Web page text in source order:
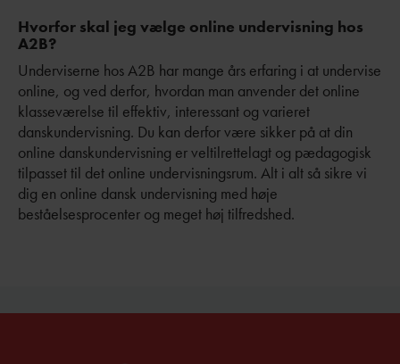
Hvorfor skal jeg vælge online undervisning hos
A2B?
Underviserne hos A2B har mange års erfaring i at undervise
online, og ved derfor, hvordan man anvender det online
klasseværelse til effektiv, interessant og varieret
danskundervisning. Du kan derfor være sikker på at din
online danskundervisning er veltilrettelagt og pædagogisk
tilpasset til det online undervisningsrum. Alt i alt så sikre vi
dig en online dansk undervisning med høje
beståelsesprocenter og meget høj tilfredshed. ​